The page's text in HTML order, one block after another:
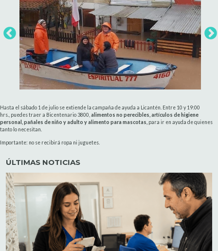
Hasta el sábado 1 de julio se extiende la campaña de ayuda a Licantén. Entre 10 y 19:00
hrs., puedes traer a Bicentenario 3800, alimentos no perecibles, artículos de higiene
personal, pañales de niño y adulto y alimento para mascotas, para ir en ayuda de quienes
tanto lo necesitan.
Importante: no se recibirá ropa ni juguetes.
ÚLTIMAS NOTICIAS